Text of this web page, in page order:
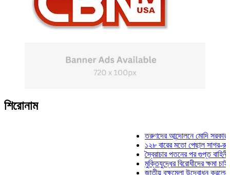
শিরোনাম
তরুণদের আন্দোলনে মোদি সরকার দুর্বল
১২৮ বারের মতো পেছাল সাগর-রুনি
স্বৈরাচার পতনের পর গুপ্ত বাহিনীর
মুক্তিযুদ্ধের বিরোধীদের ক্ষমা চাইতে
জাতীয় বৃক্ষমেলা উদ্বোধন করলেন